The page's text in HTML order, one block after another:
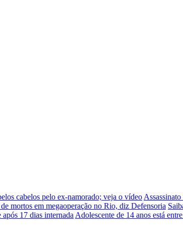
cabelos pelo ex-namorado; veja o vídeo
mortos em megaoperação no Rio, diz Defensoria
17 dias internada Adolescente de 14 anos está